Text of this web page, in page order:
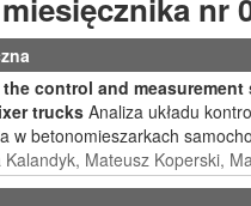
control and
trucksAnaliza układu
w betonomieszarkach
Kalandyk, Mateusz Koperski,